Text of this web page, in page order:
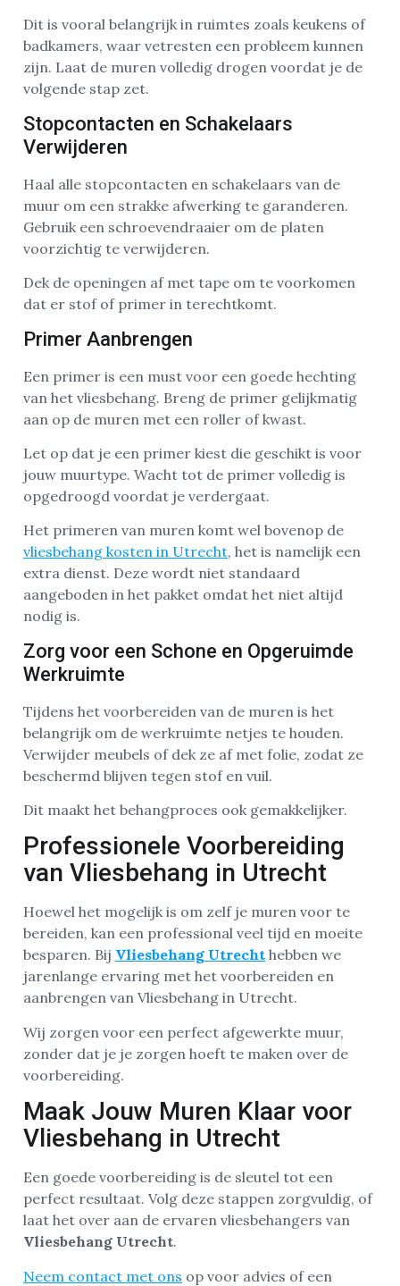
Dit is vooral belangrijk in ruimtes zoals keukens of
badkamers, waar vetresten een probleem kunnen
zijn. Laat de muren volledig drogen voordat je de
volgende stap zet.
Stopcontacten en Schakelaars
Verwijderen
Haal alle stopcontacten en schakelaars van de
muur om een strakke afwerking te garanderen.
Gebruik een schroevendraaier om de platen
voorzichtig te verwijderen.
Dek de openingen af met tape om te voorkomen
dat er stof of primer in terechtkomt.
Primer Aanbrengen
Een primer is een must voor een goede hechting
van het vliesbehang. Breng de primer gelijkmatig
aan op de muren met een roller of kwast.
Let op dat je een primer kiest die geschikt is voor
jouw muurtype. Wacht tot de primer volledig is
opgedroogd voordat je verdergaat.
Het primeren van muren komt wel bovenop de
vliesbehang kosten in Utrecht, het is namelijk een
extra dienst. Deze wordt niet standaard
aangeboden in het pakket omdat het niet altijd
nodig is.
Zorg voor een Schone en Opgeruimde
Werkruimte
Tijdens het voorbereiden van de muren is het
belangrijk om de werkruimte netjes te houden.
Verwijder meubels of dek ze af met folie, zodat ze
beschermd blijven tegen stof en vuil.
Dit maakt het behangproces ook gemakkelijker.
Professionele Voorbereiding
van Vliesbehang in Utrecht
Hoewel het mogelijk is om zelf je muren voor te
bereiden, kan een professional veel tijd en moeite
besparen. Bij Vliesbehang Utrecht hebben we
jarenlange ervaring met het voorbereiden en
aanbrengen van Vliesbehang in Utrecht.
Wij zorgen voor een perfect afgewerkte muur,
zonder dat je je zorgen hoeft te maken over de
voorbereiding.
Maak Jouw Muren Klaar voor
Vliesbehang in Utrecht
Een goede voorbereiding is de sleutel tot een
perfect resultaat. Volg deze stappen zorgvuldig, of
laat het over aan de ervaren vliesbehangers van
Vliesbehang Utrecht.
Neem contact met ons op voor advies of een